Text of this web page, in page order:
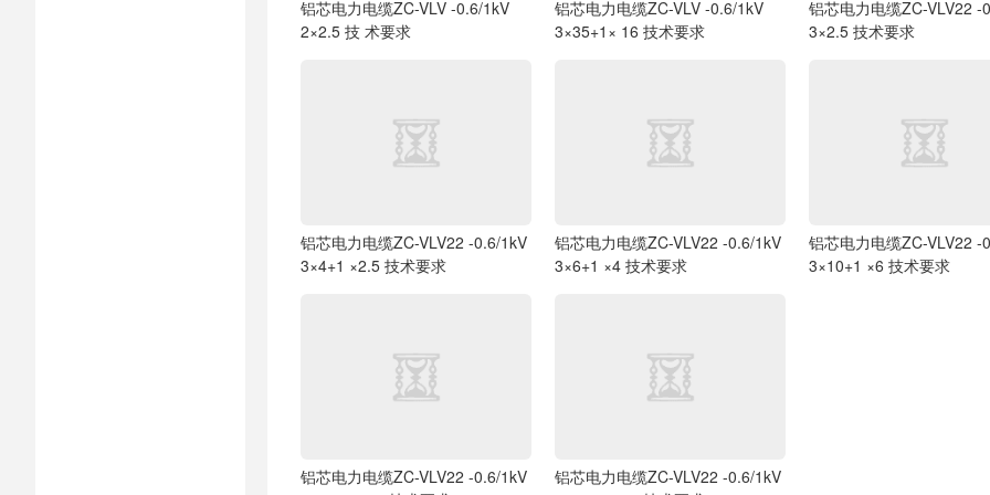
铝芯电力电缆ZC-VLV -0.6/1kV
2×2.5 技 术要求
铝芯电力电缆ZC-VLV -0.6/1kV
3×35+1× 16 技术要求
铝芯电力电缆ZC-VLV22 -
3×2.5 技术要求
铝芯电力电缆ZC-VLV22 -0.6/1kV
3×4+1 ×2.5 技术要求
铝芯电力电缆ZC-VLV22 -0.6/1kV
3×6+1 ×4 技术要求
铝芯电力电缆ZC-VLV22 -
3×10+1 ×6 技术要求
铝芯电力电缆ZC-VLV22 -0.6/1kV
铝芯电力电缆ZC-VLV22 -0.6/1kV